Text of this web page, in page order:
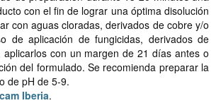
con el fin de lograr una óptima disolución
con aguas cloradas, derivados de cobre y/o
de aplicación de fungicidas, derivados de
con un margen de 21 días antes o
del formulado. Se recomienda preparar la
de pH de 5-9.
Iberia.